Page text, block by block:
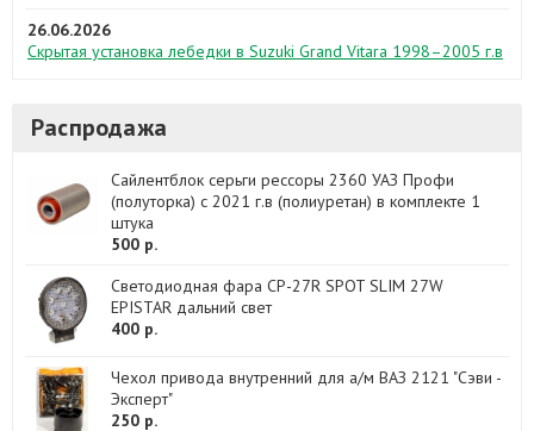
26.06.2026
Скрытая установка лебедки в Suzuki Grand Vitara 1998–2005 г.в
Распродажа
Сайлентблок серьги рессоры 2360 УАЗ Профи
(полуторка) с 2021 г.в (полиуретан) в комплекте 1
штука
500 р.
Светодиодная фара CP-27R SPOT SLIM 27W
EPISTAR дальний свет
400 р.
Чехол привода внутренний для а/м ВАЗ 2121 "Сэви -
Эксперт"
250 р.